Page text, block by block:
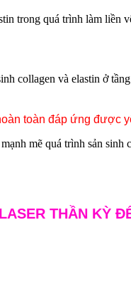
trong quá trình làm liền
collagen và elastin ở
toàn đáp ứng được
mẽ quá trình sản sinh
THẦN KỲ